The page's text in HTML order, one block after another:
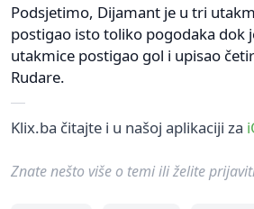
Podsjetimo, Dijamant je u tri
postigao isto toliko pogodaka dok
utakmice postigao gol i upisao
Rudare.
Klix.ba čitajte i u našoj aplikaciji za
Znate nešto više o temi ili želite